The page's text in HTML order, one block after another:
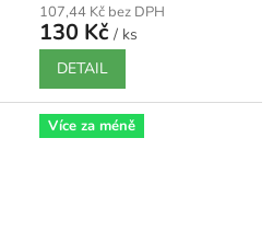
107,44 Kč bez DPH
130 Kč / ks
DETAIL
Více za méně